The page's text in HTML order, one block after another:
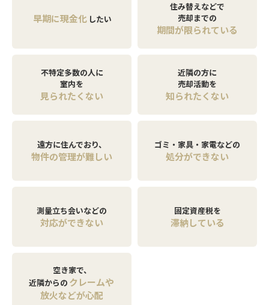
早期に現金化 したい
住み替えなどで
売却までの
期間が限られている
不特定多数の人に
室内を
見られたくない
近隣の方に
売却活動を
知られたくない
遠方に住んでおり、
物件の管理が難しい
ゴミ・家具・家電などの
処分ができない
測量立ち会いなどの
対応ができない
固定資産税を
滞納している
空き家で、
近隣からの クレームや
放火などが心配